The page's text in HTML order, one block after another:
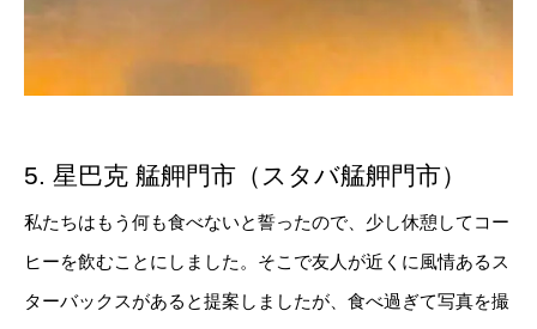
5. 星巴克 艋舺門市（スタバ艋舺門市）
私たちはもう何も食べないと誓ったので、少し休憩してコー
ヒーを飲むことにしました。そこで友人が近くに風情あるス
ターバックスがあると提案しましたが、食べ過ぎて写真を撮